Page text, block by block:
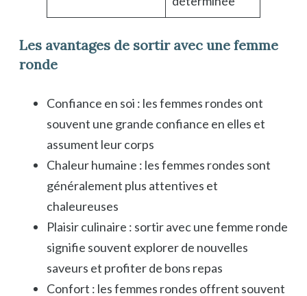
Les avantages de sortir avec une femme
ronde
Confiance en soi : les femmes rondes ont
souvent une grande confiance en elles et
assument leur corps
Chaleur humaine : les femmes rondes sont
généralement plus attentives et
chaleureuses
Plaisir culinaire : sortir avec une femme ronde
signifie souvent explorer de nouvelles
saveurs et profiter de bons repas
Confort : les femmes rondes offrent souvent